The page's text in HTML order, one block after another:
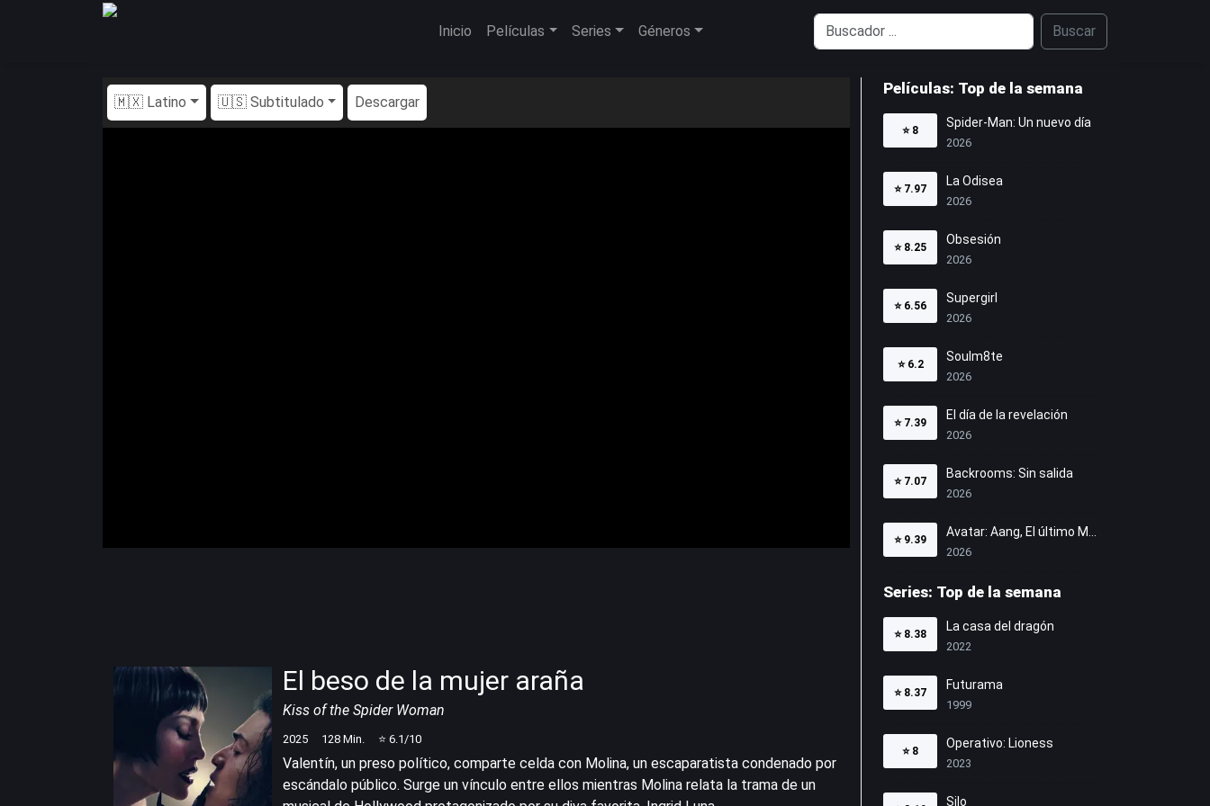
Inicio Películas Series Géneros Buscar
🇲🇽 Latino 🇺🇸 Subtitulado Descargar
El beso de la mujer araña
Kiss of the Spider Woman
2025 128 Min. ⭐ 6.1 /10
Valentín, un preso político, comparte celda con Molina, un escaparatista condenado por
escándalo público. Surge un vínculo entre ellos mientras Molina relata la trama de un
Películas: Top de la semana
⭐ 8
Spider-Man: Un nuevo día
2026
⭐ 7.97
La Odisea
2026
⭐ 8.25
Obsesión
2026
⭐ 6.56
Supergirl
2026
⭐ 6.2
Soulm8te
2026
⭐ 7.39
El día de la revelación
2026
⭐ 7.07
Backrooms: Sin salida
2026
⭐ 9.39
2026
Series: Top de la semana
⭐ 8.38
La casa del dragón
2022
⭐ 8.37
Futurama
1999
⭐ 8
Operativo: Lioness
2023
Silo